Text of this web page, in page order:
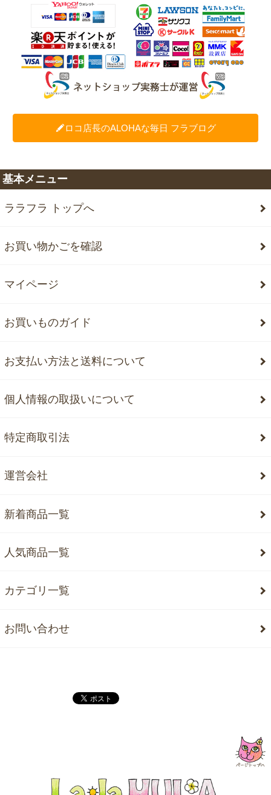
ロコ店長のALOHAな毎日 フラブログ
基本メニュー
ララフラ トップへ
お買い物かごを確認
マイページ
お買いものガイド
お支払い方法と送料について
個人情報の取扱いについて
特定商取引法
運営会社
新着商品一覧
人気商品一覧
カテゴリ一覧
お問い合わせ